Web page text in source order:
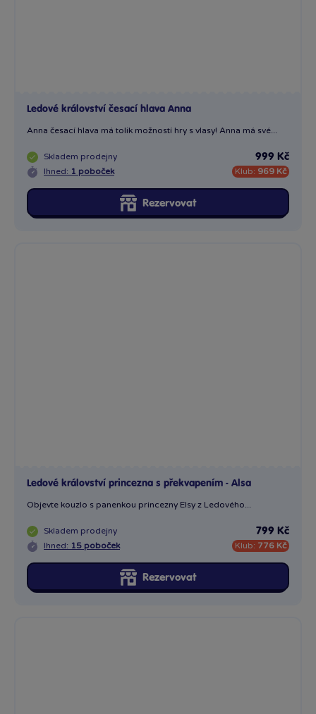
Ledové království česací hlava Anna
Anna česací hlava má tolik možností hry s vlasy! Anna má své...
Skladem prodejny
Ihned: 1 poboček
999 Kč
Klub: 969 Kč
Rezervovat
Ledové království princezna s překvapením - Alsa
Objevte kouzlo s panenkou princezny Elsy z Ledového...
Skladem prodejny
Ihned: 15 poboček
799 Kč
Klub: 776 Kč
Rezervovat